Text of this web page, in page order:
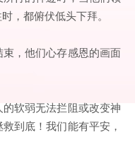
，都俯伏低头下拜。
，他们心存感恩的画面
软弱无法拦阻或改变神
到底！我们能有平安，